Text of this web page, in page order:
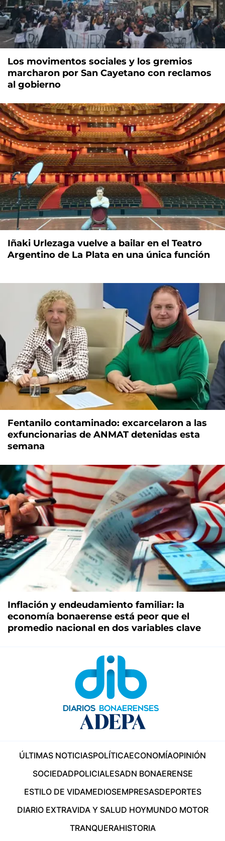
Los movimentos sociales y los gremios
marcharon por San Cayetano con reclamos
al gobierno
Iñaki Urlezaga vuelve a bailar en el Teatro
Argentino de La Plata en una única función
Fentanilo contaminado: excarcelaron a las
exfuncionarias de ANMAT detenidas esta
semana
Inflación y endeudamiento familiar: la
economía bonaerense está peor que el
promedio nacional en dos variables clave
ÚLTIMAS NOTICIASPOLÍTICAECONOMÍAOPINIÓN
SOCIEDADPOLICIALESADN BONAERENSE
ESTILO DE VIDAMEDIOSEMPRESASDEPORTES
DIARIO EXTRAVIDA Y SALUD HOYMUNDO MOTOR
TRANQUERAHISTORIA